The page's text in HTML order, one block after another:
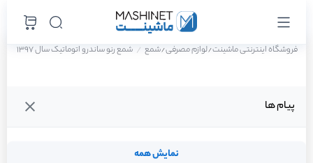
پیام ها
نمایش همه
فروشگاه اینترنتی ماشینت/لوازم مصرفی/شمع شمع رنو ساندرو اتوماتیک سال 1397